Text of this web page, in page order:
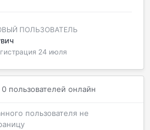
ПОЛЬЗОВАТЕЛЬ
24 июля
0 пользователей онлайн
пользователя не